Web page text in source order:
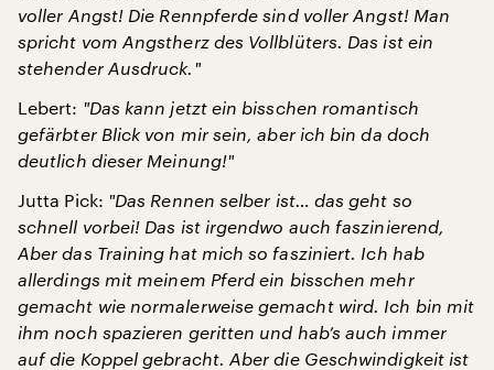
voller Angst! Die Rennpferde sind voller Angst! Man
spricht vom Angstherz des Vollblüters. Das ist ein
stehender Ausdruck. "
Lebert: "Das kann jetzt ein bisschen romantisch
gefärbter Blick von mir sein, aber ich bin da doch
deutlich dieser Meinung!"
Jutta Pick: "Das Rennen selber ist… das geht so
schnell vorbei! Das ist irgendwo auch faszinierend,
Aber das Training hat mich so fasziniert. Ich hab
allerdings mit meinem Pferd ein bisschen mehr
gemacht wie normalerweise gemacht wird. Ich bin mit
ihm noch spazieren geritten und hab’s auch immer
auf die Koppel gebracht. Aber die Geschwindigkeit ist